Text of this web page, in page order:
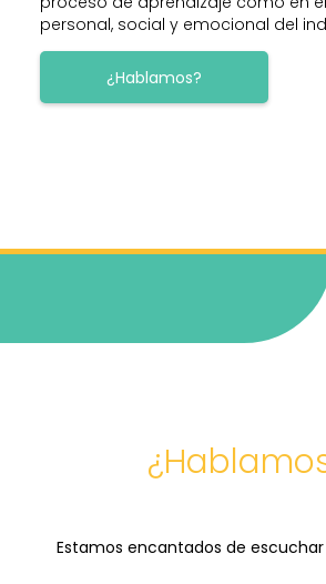
personal, social y emocional del
¿Hablamos?
Estamos encantados de